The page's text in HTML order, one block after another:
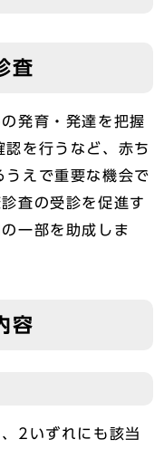
査
発育・発達を把握
認を行うなど、赤ち
うえで重要な機会で
査の受診を促進す
一部を助成しま
容
2いずれにも該当